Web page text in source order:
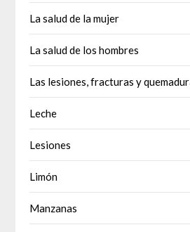
La salud de la mujer
La salud de los hombres
Las lesiones, fracturas y
Leche
Lesiones
Limón
Manzanas